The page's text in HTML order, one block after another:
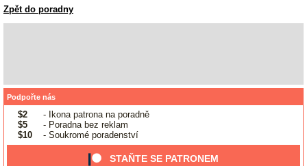
Zpět do poradny
Podpořte nás
$2
- Ikona patrona na poradně
$5
- Poradna bez reklam
$10
- Soukromé poradenství
STAŇTE SE PATRONEM